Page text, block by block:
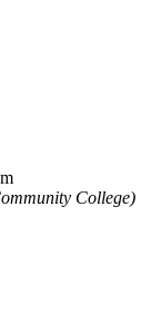
College)